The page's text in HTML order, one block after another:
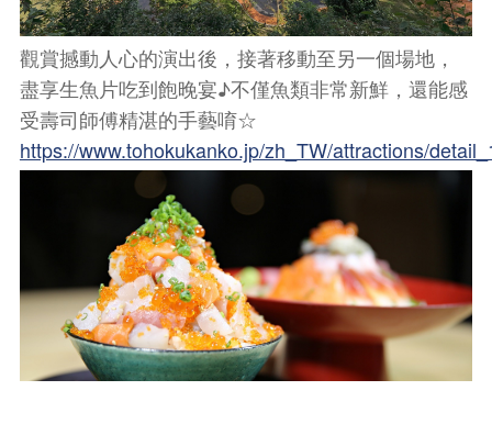
觀賞撼動人心的演出後，接著移動至另一個場地，
盡享生魚片吃到飽晚宴♪不僅魚類非常新鮮，還能感
受壽司師傅精湛的手藝唷☆
https://www.tohokukanko.jp/zh_TW/attractions/